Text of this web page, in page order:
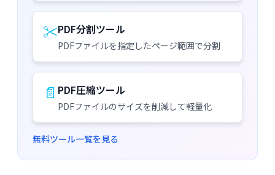
✂️PDF分割ツール
PDFファイルを指定したページ範囲で分割
📄 PDF圧縮ツール
PDFファイルのサイズを削減して軽量化
無料ツール一覧を見る